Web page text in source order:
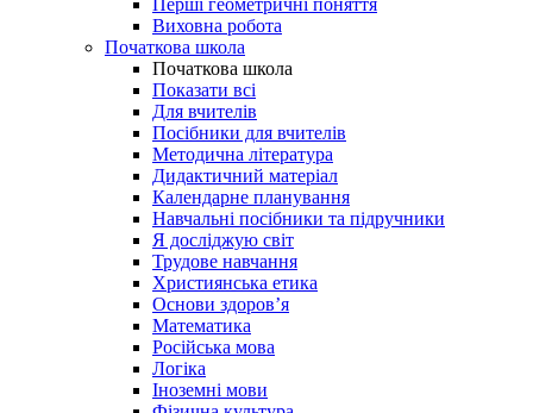
Перші геометричні поняття
Виховна робота
Початкова школа
Початкова школа
Показати всі
Для вчителів
Посібники для вчителів
Методична література
Дидактичний матеріал
Календарне планування
Навчальні посібники та підручники
Я досліджую світ
Трудове навчання
Християнська етика
Основи здоров’я
Математика
Російська мова
Логіка
Іноземні мови